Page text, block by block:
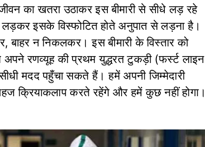
का खतरा उठाकर इस बीमारी से सीधे लड़ रहे
इसके विस्फोटित होते अनुपात से लड़ना है।
न निकलकर। इस बीमारी के विस्तार को
रणव्यूह की प्रथम युद्धरत टुकड़ी (फर्स्ट लाइन
मदद पहुँचा सकते हैं। हमें अपनी जिम्मेदारी
क्रियाकलाप करते रहेंगे और हमें कुछ नहीं होगा।